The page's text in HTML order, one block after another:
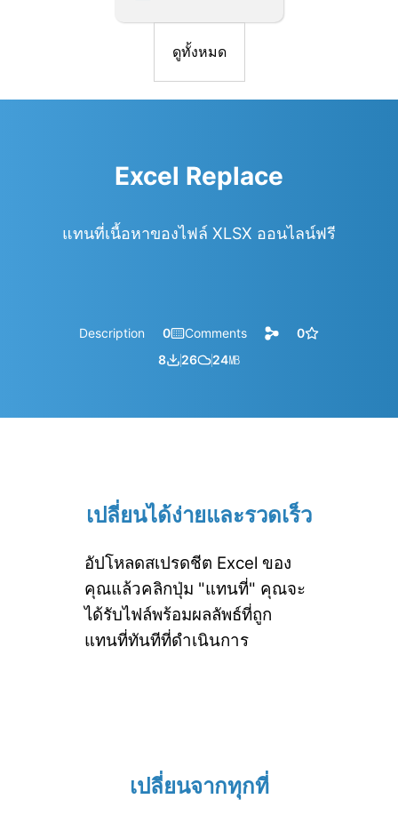
ดูทั้งหมด
Excel Replace
แทนที่เนื้อหาของไฟล์ XLSX ออนไลน์ฟรี
Description 0 Comments
0
8
26 24㎆︎
เปลี่ยนได้ง่ายและรวดเร็ว
อัปโหลดสเปรดชีต Excel ของ
คุณแล้วคลิกปุ่ม "แทนที่" คุณจะ
ได้รับไฟล์พร้อมผลลัพธ์ที่ถูก
แทนที่ทันทีที่ดำเนินการ
เปลี่ยนจากทุกที่